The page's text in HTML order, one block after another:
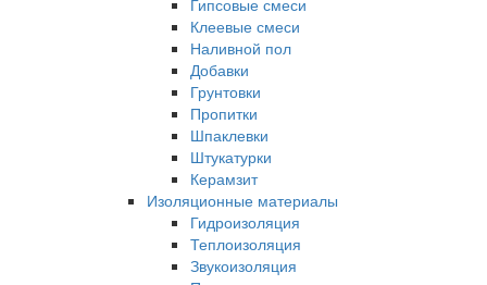
Гипсовые смеси
Клеевые смеси
Наливной пол
Добавки
Грунтовки
Пропитки
Шпаклевки
Штукатурки
Керамзит
Изоляционные материалы
Гидроизоляция
Теплоизоляция
Звукоизоляция